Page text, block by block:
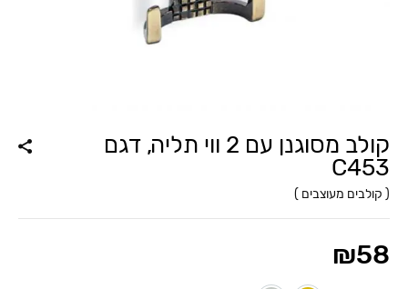
קולב מסוגנן עם 2 ווי תליה, דגם
C453
( קולבים מעוצבים )
₪58